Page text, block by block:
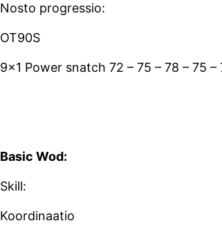
Nosto progressio:
OT90S
9×1 Power snatch 72 – 75 – 78 – 75 –
Basic Wod:
Skill:
Koordinaatio